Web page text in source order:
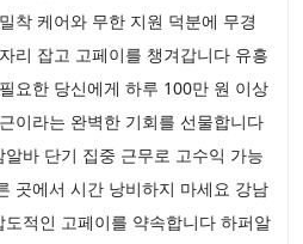
착 케어와 무한 지원 덕분에 무경
리 잡고 고페이를 챙겨갑니다 유흥
요한 당신에게 하루 100만 원 이상
이라는 완벽한 기회를 선물합니다
바 단기 집중 근무로 고수익 가능
곳에서 시간 낭비하지 마세요 강남
적인 고페이를 약속합니다 하퍼알